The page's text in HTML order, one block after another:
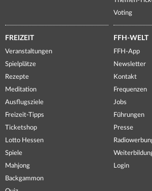
Voting
FREIZEIT
Veranstaltungen
Spielplätze
Rezepte
Meditation
Ausflugsziele
Freizeit-Tipps
Ticketshop
Lotto Hessen
Spiele
Mahjong
Backgammon
FFH-WELT
FFH-App
Newsletter
Kontakt
Frequenzen
Jobs
Führungen
Presse
Login